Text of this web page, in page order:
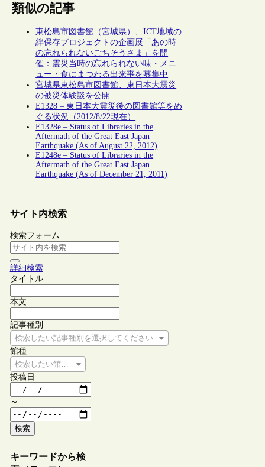
類似の記事
東松島市図書館（宮城県）、ICT地域の
絆保存プロジェクトの企画展「あの時
の忘れられないごちそうさま」を開
催：震災当時の忘れられない味・メニ
ュー・食にまつわる出来事を募集中
宮城県東松島市図書館、東日本大震災
の被災体験談を公開
E1328 – 東日本大震災後の図書館等をめ
ぐる状況（2012/8/22現在）
E1328e – Status of Libraries in the
Aftermath of the Great East Japan
Earthquake (As of August 22, 2012)
E1248e – Status of Libraries in the
Aftermath of the Great East Japan
Earthquake (As of December 21, 2011)
サイト内検索
検索フォーム
詳細検索
タイトル
本文
記事種別
検索したい記事種別を選択してください
館種
検索したい館種を選択してください
投稿日
～
検索
キーワードから検